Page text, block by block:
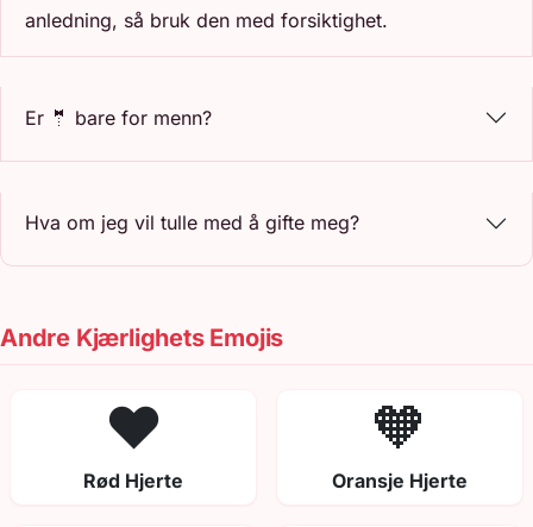
anledning, så bruk den med forsiktighet.
Er 🤵 bare for menn?
Hva om jeg vil tulle med å gifte meg?
Andre Kjærlighets Emojis
❤️
Rød Hjerte
🧡
Oransje Hjerte